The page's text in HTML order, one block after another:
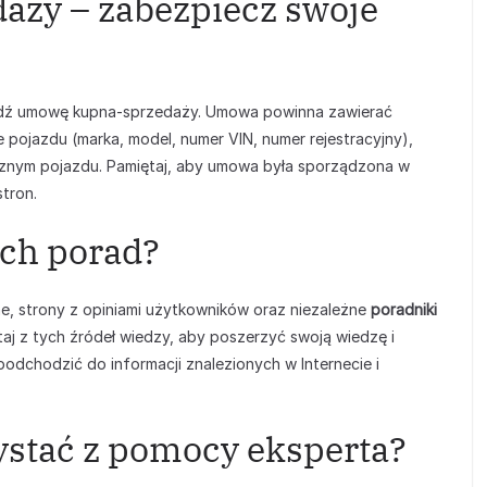
umowę kupna-sprzedaży. Umowa powinna zawierać
(marka, model, numer VIN, numer rejestracyjny),
pojazdu. Pamiętaj, aby umowa była sporządzona w
porad?
strony z opiniami użytkowników oraz niezależne poradniki
z tych źródeł wiedzy, aby poszerzyć swoją wiedzę i
do informacji znalezionych w Internecie i
z pomocy eksperta?